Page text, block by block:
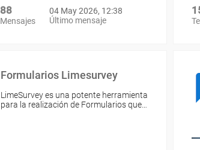
88
Mensajes
04 May 2026, 12:38
Último mensaje
Formularios Limesurvey
LimeSurvey es una potente herramienta
para la realización de Formularios que…